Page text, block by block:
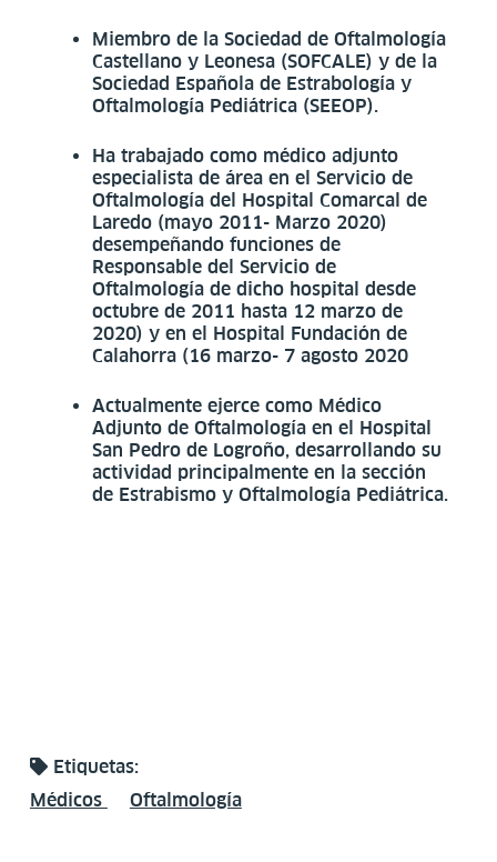
Miembro de la Sociedad de Oftalmología
Castellano y Leonesa (SOFCALE) y de la
Sociedad Española de Estrabología y
Oftalmología Pediátrica (SEEOP).
Ha trabajado como médico adjunto
especialista de área en el Servicio de
Oftalmología del Hospital Comarcal de
Laredo (mayo 2011- Marzo 2020)
desempeñando funciones de
Responsable del Servicio de
Oftalmología de dicho hospital desde
octubre de 2011 hasta 12 marzo de
2020) y en el Hospital Fundación de
Calahorra (16 marzo- 7 agosto 2020
Actualmente ejerce como Médico
Adjunto de Oftalmología en el Hospital
San Pedro de Logroño, desarrollando su
actividad principalmente en la sección
de Estrabismo y Oftalmología Pediátrica.
Etiquetas:
Médicos
Oftalmología